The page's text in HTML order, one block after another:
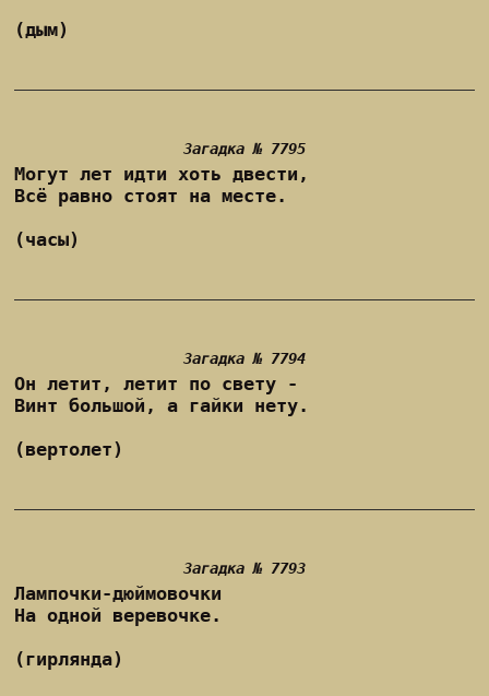
(дым)
Загадка № 7795
Могут лет идти хоть двести,
Всё равно стоят на месте.
(часы)
Загадка № 7794
Он летит, летит по свету -
Винт большой, а гайки нету.
(вертолет)
Загадка № 7793
Лампочки-дюймовочки
На одной веревочке.
(гирлянда)